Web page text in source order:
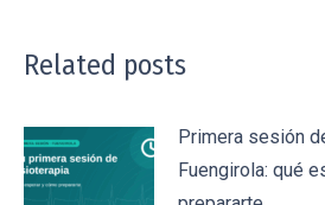
Related posts
Primera sesión
Fuengirola: qué